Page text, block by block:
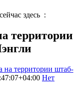
здесь :
территории
на территории штаб-
Нет